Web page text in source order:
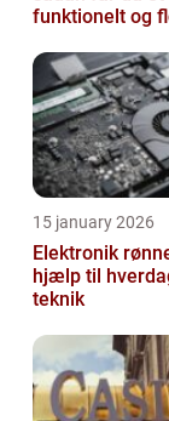
funktionelt og
15 january 2026
Elektronik rønne
hjælp til
teknik